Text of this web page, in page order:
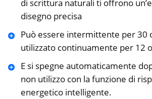
di scrittura naturali ti offrono
disegno precisa
Può essere intermittente per 30
utilizzato continuamente per 12
E si spegne automaticamente
non utilizzo con la funzione di
energetico intelligente.